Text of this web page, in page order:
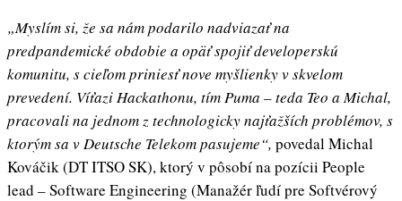
„Myslím si, že sa nám podarilo nadviazaťna
predpandemické obdobie a opäť spojiťdeveloperskú
komunitu, scieľom priniesťnove myšlienkyv skvelom
prevedení. Víťazi Hackathonu, tím Puma –teda Teo a Michal,
pracovali na jednom z technologickynajťažších problémov, s
ktorým sa v Deutsche Telekom pasujeme“, povedal Michal
Kováčik (DT ITSO SK), ktorý v pôsobí na pozícii People
lead – Software Engineering (Manažér ľudí pre Softvérový